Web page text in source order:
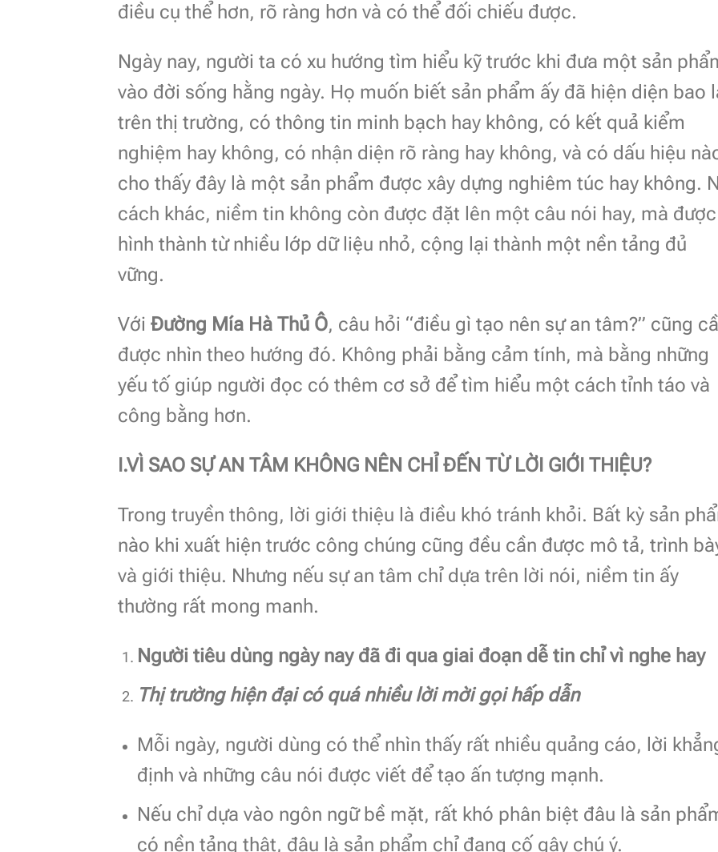
điều cụ thể hơn, rõ ràng hơn và có thể đối chiếu được.
Ngày nay, người ta có xu hướng tìm hiểu kỹ trước khi đưa một sản
vào đời sống hằng ngày. Họ muốn biết sản phẩm ấy đã hiện diện bao
trên thị trường, có thông tin minh bạch hay không, có kết quả kiểm
nghiệm hay không, có nhận diện rõ ràng hay không, và có dấu hiệu
cho thấy đây là một sản phẩm được xây dựng nghiêm túc hay không.
cách khác, niềm tin không còn được đặt lên một câu nói hay, mà được
hình thành từ nhiều lớp dữ liệu nhỏ, cộng lại thành một nền tảng đủ
vững.
Với Đường Mía Hà Thủ Ô, câu hỏi “điều gì tạo nên sự an tâm?” cũng
được nhìn theo hướng đó. Không phải bằng cảm tính, mà bằng những
yếu tố giúp người đọc có thêm cơ sở để tìm hiểu một cách tỉnh táo và
công bằng hơn.
I.VÌ SAO SỰ AN TÂM KHÔNG NÊN CHỈ ĐẾN TỪ LỜI GIỚI THIỆU?
Trong truyền thông, lời giới thiệu là điều khó tránh khỏi. Bất kỳ sản
nào khi xuất hiện trước công chúng cũng đều cần được mô tả, trình
và giới thiệu. Nhưng nếu sự an tâm chỉ dựa trên lời nói, niềm tin ấy
thường rất mong manh.
Người tiêu dùng ngày nay đã đi qua giai đoạn dễ tin chỉ vì nghe hay
Thị trường hiện đại có quá nhiều lời mời gọi hấp dẫn
Mỗi ngày, người dùng có thể nhìn thấy rất nhiều quảng cáo, lời
định và những câu nói được viết để tạo ấn tượng mạnh.
Nếu chỉ dựa vào ngôn ngữ bề mặt, rất khó phân biệt đâu là sản
có nền tảng thật, đâu là sản phẩm chỉ đang cố gây chú ý.